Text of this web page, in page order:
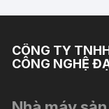
CÔNG TY
CÔNG NGHỆ